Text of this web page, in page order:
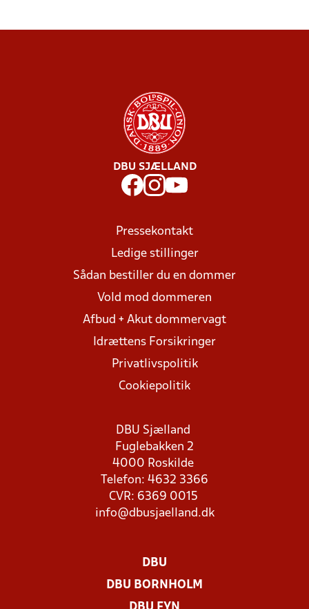
DBU SJÆLLAND
Pressekontakt
Ledige stillinger
Sådan bestiller du en dommer
Vold mod dommeren
Afbud + Akut dommervagt
Idrættens Forsikringer
Privatlivspolitik
Cookiepolitik
DBU Sjælland
Fuglebakken 2
4000 Roskilde
Telefon: 4632 3366
CVR: 6369 0015
info@dbusjaelland.dk
DBU
DBU BORNHOLM